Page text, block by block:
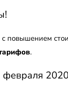
с повышением
.